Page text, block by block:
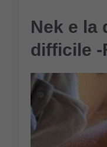
Nek e la
difficile -